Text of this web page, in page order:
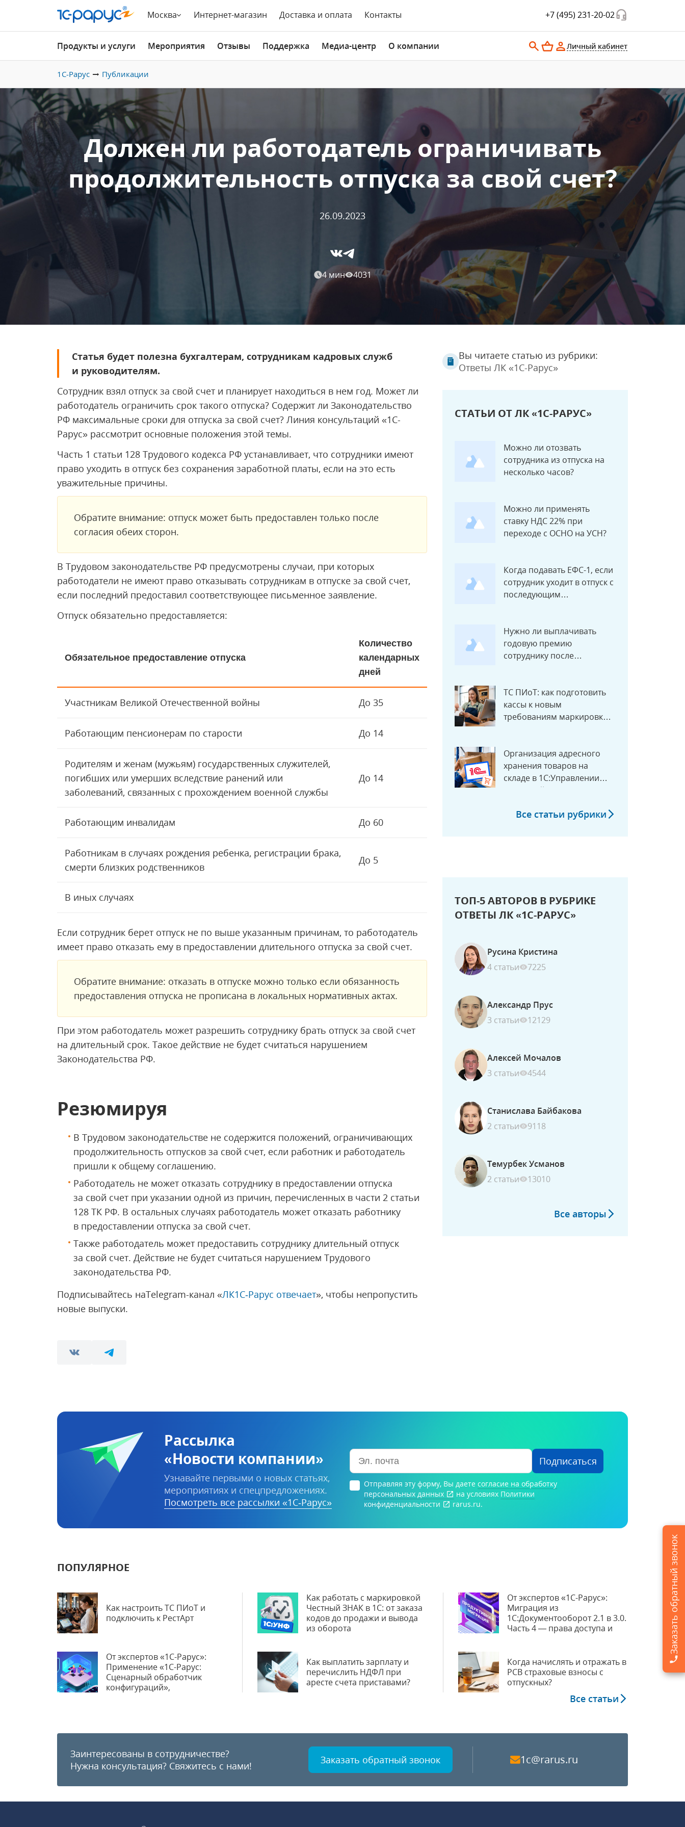
Москва Интернет-магазин Доставка и оплата Контакты +7 (495) 231-20-02
Продукты и услуги Мероприятия Отзывы Поддержка Медиа-центр О компании Личный кабинет
1С-Рарус Публикации
Должен ли работодатель ограничивать
продолжительность отпуска за свой счет?
26.09.2023
4 мин 4031
Статья будет полезна бухгалтерам, сотрудникам кадровых служб
и руководителям.
Сотрудник взял отпуск за свой счет и планирует находиться в нем год. Может ли
работодатель ограничить срок такого отпуска? Содержит ли Законодательство
РФ максимальные сроки для отпуска за свой счет? Линия консультаций «1С-
Рарус» рассмотрит основные положения этой темы.
Часть 1 статьи 128 Трудового кодекса РФ устанавливает, что сотрудники имеют
право уходить в отпуск без сохранения заработной платы, если на это есть
уважительные причины.
Обратите внимание: отпуск может быть предоставлен только после
согласия обеих сторон.
В Трудовом законодательстве РФ предусмотрены случаи, при которых
работодатели не имеют право отказывать сотрудникам в отпуске за свой счет,
если последний предоставил соответствующее письменное заявление.
Отпуск обязательно предоставляется:
Обязательное предоставление отпуска
Количество
календарных
дней
Участникам Великой Отечественной войны До 35
Работающим пенсионерам по старости До 14
Родителям и женам (мужьям) государственных служителей,
погибших или умерших вследствие ранений или
заболеваний, связанных с прохождением военной службы
До 14
Работающим инвалидам До 60
Работникам в случаях рождения ребенка, регистрации брака,
смерти близких родственников
До 5
В иных случаях
Если сотрудник берет отпуск не по выше указанным причинам, то работодатель
имеет право отказать ему в предоставлении длительного отпуска за свой счет.
Обратите внимание: отказать в отпуске можно только если обязанность
предоставления отпуска не прописана в локальных нормативных актах.
При этом работодатель может разрешить сотруднику брать отпуск за свой счет
на длительный срок. Такое действие не будет считаться нарушением
Законодательства РФ.
Резюмируя
В Трудовом законодательстве не содержится положений, ограничивающих
продолжительность отпусков за свой счет, если работник и работодатель
пришли к общему соглашению.
Работодатель не может отказать сотруднику в предоставлении отпуска
за свой счет при указании одной из причин, перечисленных в части 2 статьи
128 ТК РФ. В остальных случаях работодатель может отказать работнику
в предоставлении отпуска за свой счет.
Также работодатель может предоставить сотруднику длительный отпуск
за свой счет. Действие не будет считаться нарушением Трудового
законодательства РФ.
Подписывайтесь наTelegram-канал «ЛК1С‑Рарус отвечает», чтобы непропустить
новые выпуски.
Вы читаете статью из рубрики:
Ответы ЛК «1С-Рарус»
СТАТЬИ ОТ ЛК «1С-РАРУС»
Можно ли отозвать
сотрудника из отпуска на
несколько часов?
Можно ли применять
ставку НДС 22% при
переходе с ОСНО на УСН?
Когда подавать ЕФС-1, если
сотрудник уходит в отпуск с
последующим
Нужно ли выплачивать
годовую премию
сотруднику после
ТС ПИоТ: как подготовить
кассы к новым
требованиям маркировки с
Организация адресного
хранения товаров на
складе в 1С:Управлении
торговлей
Все статьи рубрики
ТОП-5 АВТОРОВ В РУБРИКЕ
ОТВЕТЫ ЛК «1С-РАРУС»
Русина Кристина
4 статьи
7225
Александр Прус
3 статьи
12129
Алексей Мочалов
3 статьи
4544
Станислава Байбакова
2 статьи
9118
Темурбек Усманов
2 статьи
13010
Все авторы
Рассылка
«Новости компании»
Узнавайте первыми о новых статьях,
мероприятиях и спецпредложениях.
Посмотреть все рассылки «1С‑Рарус»
Подписаться
Отправляя эту форму, Вы даете согласие на обработку
персональных данных
на условиях Политики
конфиденциальности
rarus.ru.
ПОПУЛЯРНОЕ
Как настроить ТС ПИоТ и
подключить к РестАрт
Как работать с маркировкой
Честный ЗНАК в 1С: от заказа
кодов до продажи и вывода
из оборота
От экспертов «1С-Рарус»:
Миграция из
1С:Документооборот 2.1 в 3.0.
Часть 4 — права доступа и
От экспертов «1С-Рарус»:
Применение «1С-Рарус:
Сценарный обработчик
конфигураций»,
Как выплатить зарплату и
перечислить НДФЛ при
аресте счета приставами?
Когда начислять и отражать в
РСВ страховые взносы с
отпускных?
Все статьи
Заинтересованы в сотрудничестве?
Нужна консультация? Свяжитесь с нами! Заказать обратный звонок 1c@rarus.ru
Заказать обратный звонок